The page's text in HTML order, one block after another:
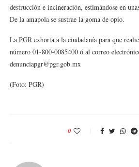
destrucción e incineración, estimándose en
De la amapola se sustrae la goma de opio.
La PGR exhorta a la ciudadanía para que
número 01-800-0085400 ó al correo
denunciapgr@pgr.gob.mx
(Foto: PGR)
0